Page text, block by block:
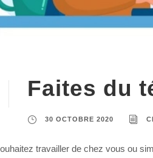
Faites du
30 OCTOBRE 2020
travailler de chez vous ou